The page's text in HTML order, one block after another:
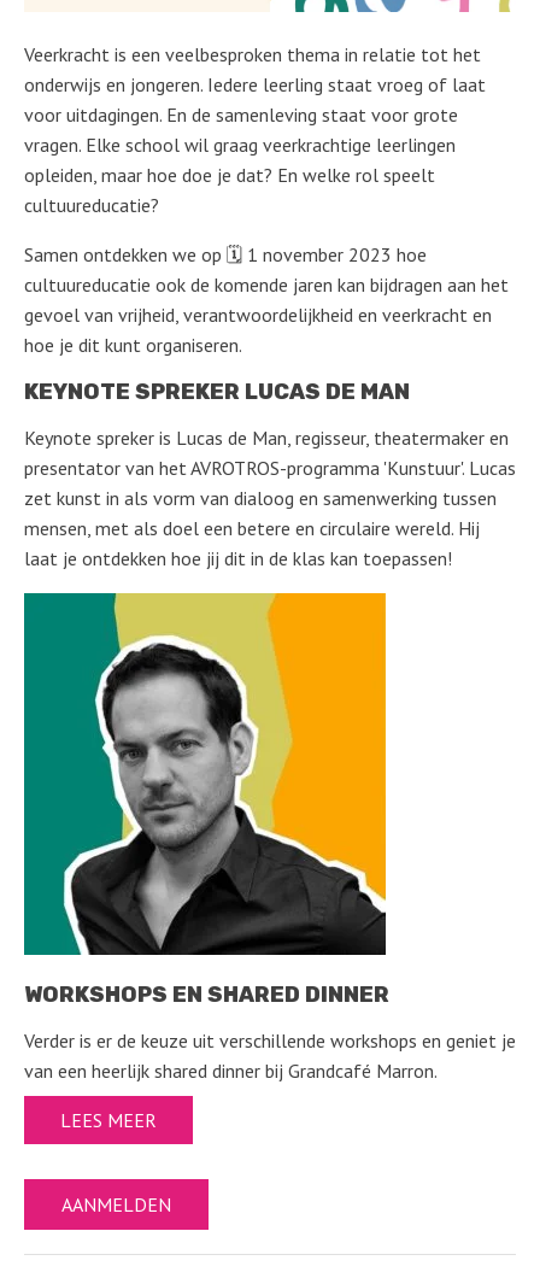
Veerkracht is een veelbesproken thema in relatie tot het
onderwijs en jongeren. Iedere leerling staat vroeg of laat
voor uitdagingen. En de samenleving staat voor grote
vragen. Elke school wil graag veerkrachtige leerlingen
opleiden, maar hoe doe je dat? En welke rol speelt
cultuureducatie?
Samen ontdekken we op 🗓️ 1 november 2023 hoe
cultuureducatie ook de komende jaren kan bijdragen aan het
gevoel van vrijheid, verantwoordelijkheid en veerkracht en
hoe je dit kunt organiseren.
KEYNOTE SPREKER LUCAS DE MAN
Keynote spreker is Lucas de Man, regisseur, theatermaker en
presentator van het AVROTROS-programma 'Kunstuur'. Lucas
zet kunst in als vorm van dialoog en samenwerking tussen
mensen, met als doel een betere en circulaire wereld. Hij
laat je ontdekken hoe jij dit in de klas kan toepassen!
WORKSHOPS EN SHARED DINNER
Verder is er de keuze uit verschillende workshops en geniet je
van een heerlijk shared dinner bij Grandcafé Marron.
LEES MEER
AANMELDEN